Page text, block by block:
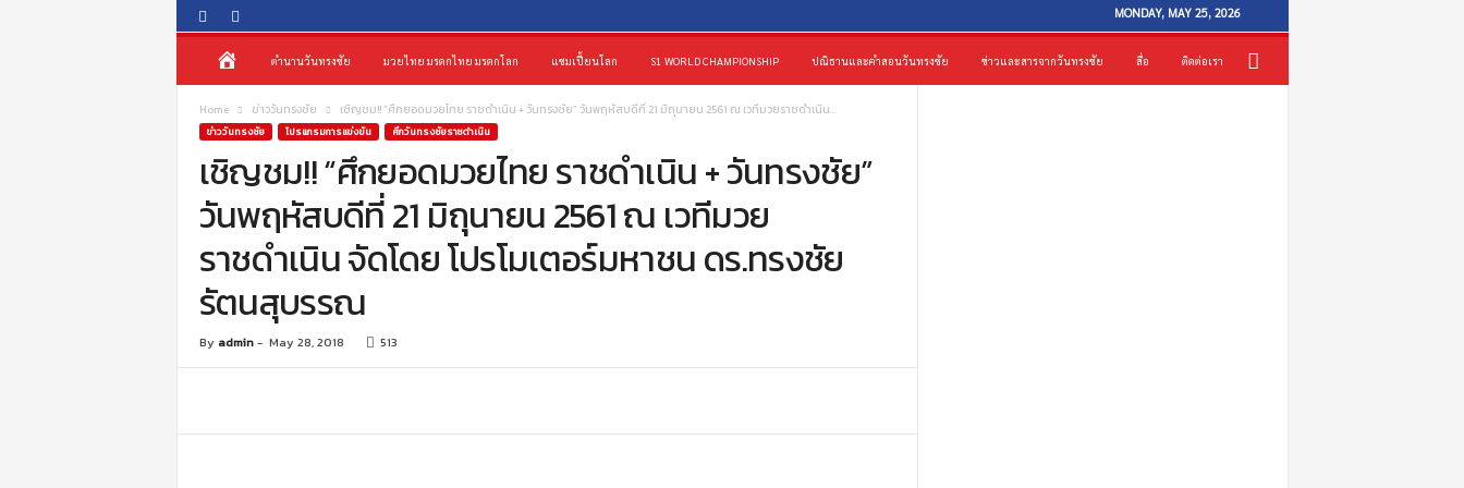
MONDAY, MAY 25, 2026
O
e
i
น้
ร
ก
ตำนานวันทรงชัย มวยไทย มรดกไทย มรดกโลก แชมเปี้ยนโลก S1 WORLD CHAMPIONSHIP ปณิธานและคำสอนวันทรงชัย ข่าวและสารจากวันทรงชัย สื่อ ติดต่อเรา
Home ข่าววันทรงชัย เชิญชม!! “ศึกยอดมวยไทย ราชดำเนิน + วันทรงชัย” วันพฤหัสบดีที่ 21 มิถุนายน 2561 ณ เวทีมวยราชดำเนิน...
ข่าววันทรงชัย โปรแกรมการแข่งขัน ศึกวันทรงชัยราชดำเนิน
เชิญชม!! “ศึกยอดมวยไทย ราชดำเนิน + วันทรงชัย”
วันพฤหัสบดีที่ 21 มิถุนายน 2561 ณ เวทีมวย
ราชดำเนิน จัดโดย โปรโมเตอร์มหาชน ดร.ทรงชัย
รัตนสุบรรณ
By admin- May 28, 2018 513